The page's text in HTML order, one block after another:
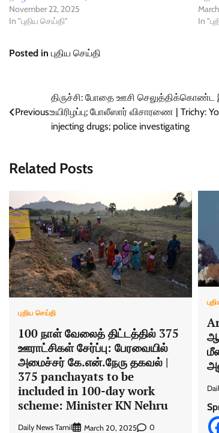
November 22, 2025
In "புதிய செய்தி"
In
Posted in புதிய செய்தி
navigation
Previous:
திருச்சி: போதை ஊசி
உயிரிழப்பு; போலீஸார் விசாரணை | Trichy:
injecting drugs; police investigating
Related Posts
புதிய செய்தி
100 நாள் வேலைத் திட்டத்தில் 375
ஊராட்சிகள் சேர்ப்பு: பேரவையில்
அமைச்சர் கே.என்.நேரு தகவல் |
375 panchayats to be
included in 100-day work
scheme: Minister KN Nehru
Daily News Tamil March 20, 2025 0